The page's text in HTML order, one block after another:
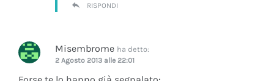
RISPONDI
Misembrome ha detto:
2 Agosto 2013 alle 22:01